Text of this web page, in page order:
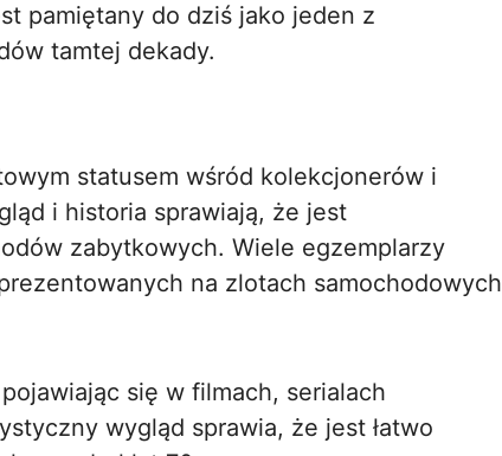
pamiętany do dziś jako jeden z
tamtej dekady.
statusem wśród kolekcjonerów i
i historia sprawiają, że jest
zabytkowych. Wiele egzemplarzy
na zlotach samochodowych
się w filmach, serialach
wygląd sprawia, że jest łatwo